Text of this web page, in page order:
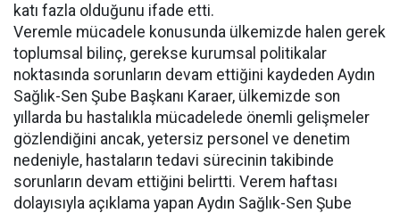
katı fazla olduğunu ifade etti.
Veremle mücadele konusunda ülkemizde halen gerek
toplumsal bilinç, gerekse kurumsal politikalar
noktasında sorunların devam ettiğini kaydeden Aydın
Sağlık-Sen Şube Başkanı Karaer, ülkemizde son
yıllarda bu hastalıkla mücadelede önemli gelişmeler
gözlendiğini ancak, yetersiz personel ve denetim
nedeniyle, hastaların tedavi sürecinin takibinde
sorunların devam ettiğini belirtti. Verem haftası
dolayısıyla açıklama yapan Aydın Sağlık-Sen Şube